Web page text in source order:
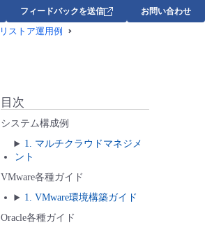
フィードバックを送信 お問い合わせ
ストア運用例
目次
システム構成例
1. マルチクラウドマネジメ
ント
VMware各種ガイド
1. VMware環境構築ガイド
Oracle各種ガイド